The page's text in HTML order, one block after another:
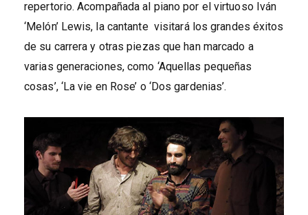
repertorio. Acompañada al piano por el virtuoso Iván
‘Melón’ Lewis, la cantante visitará los grandes éxitos
de su carrera y otras piezas que han marcado a
varias generaciones, como ‘Aquellas pequeñas
cosas’, ‘La vie en Rose’ o ‘Dos gardenias’.